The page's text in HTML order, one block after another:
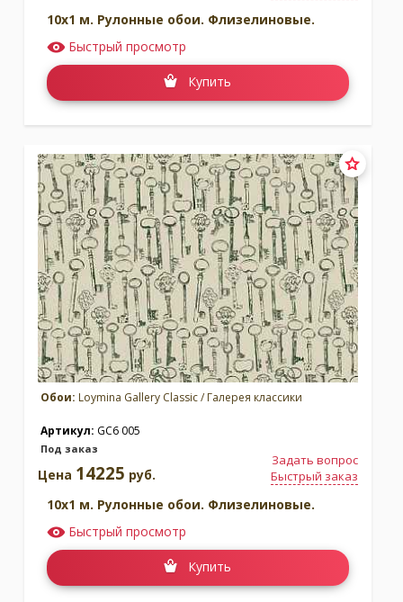
10x1 м. Рулонные обои. Флизелиновые.
Быстрый просмотр
Купить
Обои: Loymina Gallery Classic / Галерея классики
Артикул: GC6 005
Под заказ
Задать вопрос
Быстрый заказ
Цена 14225 руб.
10x1 м. Рулонные обои. Флизелиновые.
Быстрый просмотр
Купить